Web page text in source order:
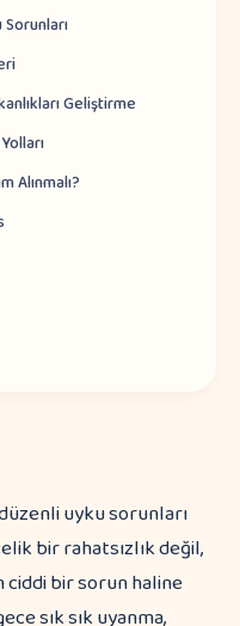
Geliştirme
Alınmalı?
uyku sorunları
bir rahatsızlık değil,
ciddi bir sorun haline
sık sık uyanma,